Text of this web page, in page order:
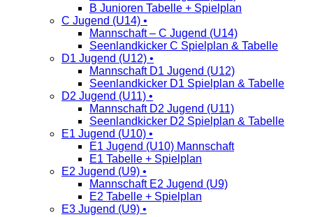
B Junioren Tabelle + Spielplan
C Jugend (U14) •
Mannschaft – C Jugend (U14)
Seenlandkicker C Spielplan & Tabelle
D1 Jugend (U12) •
Mannschaft D1 Jugend (U12)
Seenlandkicker D1 Spielplan & Tabelle
D2 Jugend (U11) •
Mannschaft D2 Jugend (U11)
Seenlandkicker D2 Spielplan & Tabelle
E1 Jugend (U10) •
E1 Jugend (U10) Mannschaft
E1 Tabelle + Spielplan
E2 Jugend (U9) •
Mannschaft E2 Jugend (U9)
E2 Tabelle + Spielplan
E3 Jugend (U9) •